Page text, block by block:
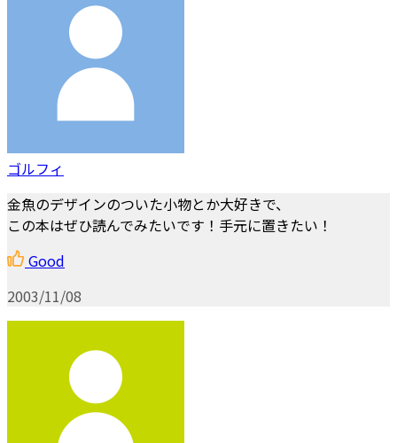
ゴルフィ
金魚のデザインのついた小物とか大好きで、
この本はぜひ読んでみたいです！手元に置きたい！
Good
2003/11/08